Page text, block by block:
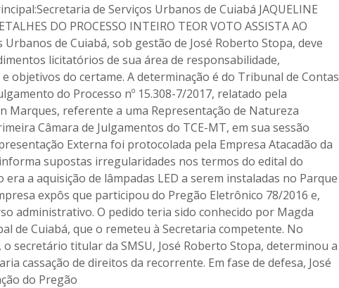
de Serviços Urbanos de Cuiabá JAQUELINE
DO PROCESSO INTEIRO TEOR VOTO ASSISTA AO
Urbanos de Cuiabá, sob gestão de José Roberto Stopa, deve
licitatórios de sua área de responsabilidade,
objetivos do certame. A determinação é do Tribunal de Contas
do Processo nº 15.308-7/2017, relatado pela
Marques, referente a uma Representação de Natureza
Câmara de Julgamentos do TCE-MT, em sua sessão
Externa foi protocolada pela Empresa Atacadão da
supostas irregularidades nos termos do edital do
a aquisição de lâmpadas LED a serem instaladas no Parque
expôs que participou do Pregão Eletrônico 78/2016 e,
administrativo. O pedido teria sido conhecido por Magda
de Cuiabá, que o remeteu à Secretaria competente. No
secretário titular da SMSU, José Roberto Stopa, determinou a
cassação de direitos da recorrente. Em fase de defesa, José
do Pregão